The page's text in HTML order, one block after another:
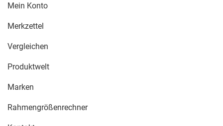
Mein Konto
Merkzettel
Vergleichen
Produktwelt
Marken
Rahmengrößenrechner